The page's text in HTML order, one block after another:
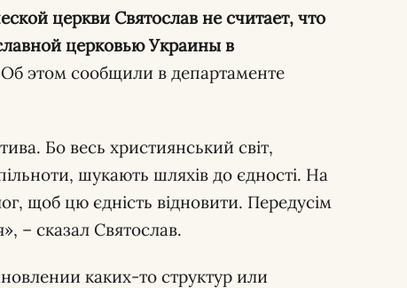
церкви Святослав не считает, что
церковью Украины в
Об этом сообщили в департаменте
Бо весь християнський світ,
шукають шляхів до єдності. На
щоб цю єдність відновити. Передусім
– сказал Святослав.
каких-то структур или